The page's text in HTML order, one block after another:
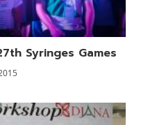
Syringes Games